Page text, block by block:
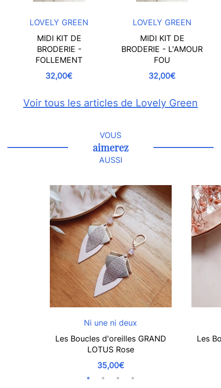
LOVELY GREEN
MIDI KIT DE
BRODERIE -
FOLLEMENT
32,00€
LOVELY GREEN
MIDI KIT DE
BRODERIE - L'AMOUR
FOU
32,00€
Voir tous les articles de Lovely Green
VOUS
aimerez
AUSSI
Ni une ni deux
Les Boucles d'oreilles GRAND
LOTUS Rose
35,00€
Les